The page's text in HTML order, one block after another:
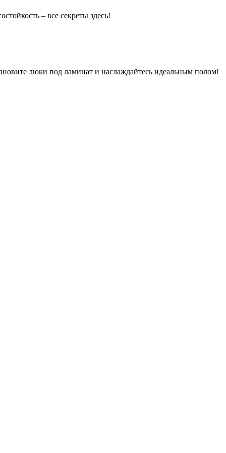
– все секреты здесь!
люки под ламинат и наслаждайтесь идеальным полом!